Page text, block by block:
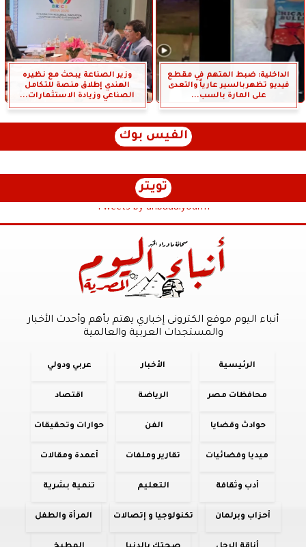
الداخلية: ضبط المتهم في مقطع
فيديو تظهربالسير عارياً والتعدى
على المارة بالسب...
وزير الصناعة يبحث مع نظيره
الهندي إطلاق منصة للتكامل
الصناعي وزيادة الاستثمارات...
الفيس بوك
تويتر
Tweets by anbaaalyoum1
أنباء اليوم موقع الكترونى إخباري يهتم بأهم وأحدث الأخبار
والمستجدات العربية والعالمية
الرئيسية الأخبار عربي ودولي
محافظات مصر الرياضة اقتصاد
حوادث وقضايا الفن حوارات وتحقيقات
ميديا وفضائيات تقارير وملفات أعمدة ومقالات
أدب وثقافة التعليم تنمية بشرية
أحزاب وبرلمان تكنولوجيا و إتصالات المرأة والطفل